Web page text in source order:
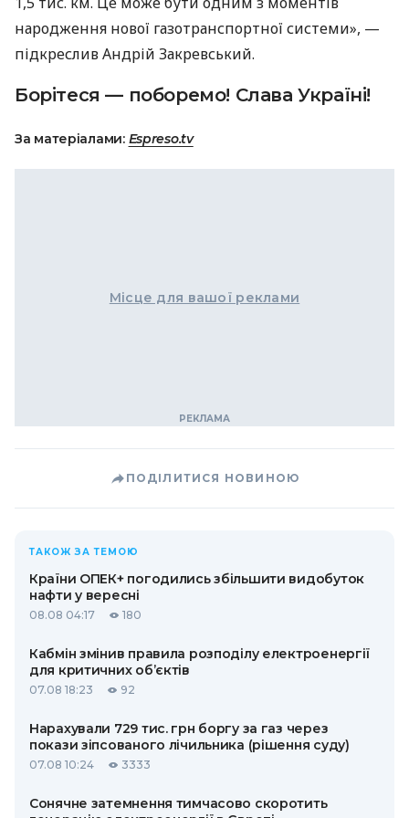
народження нової газотранспортної системи», —
підкреслив Андрій Закревський.
Борітеся — поборемо! Слава Україні!
За матеріалами: Espreso.tv
Місце для вашої реклами
ПОДІЛИТИСЯ НОВИНОЮ
ТАКОЖ ЗА ТЕМОЮ
Країни ОПЕК+ погодились збільшити видобуток
нафти у вересні
08.08 04:17 180
Кабмін змінив правила розподілу електроенергії
для критичних об’єктів
07.08 18:23 92
Нарахували 729 тис. грн боргу за газ через
покази зіпсованого лічильника (рішення суду)
07.08 10:24 3333
Сонячне затемнення тимчасово скоротить